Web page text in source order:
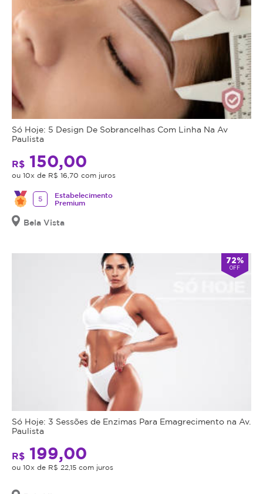
Só Hoje: 5 Design De Sobrancelhas Com Linha Na Av
Paulista
R$ 150,00
ou 10x de R$ 16,70 com juros
5
Estabelecimento
Premium
Bela Vista
72%
OFF
Só Hoje: 3 Sessões de Enzimas Para Emagrecimento na Av.
Paulista
R$ 199,00
ou 10x de R$ 22,15 com juros